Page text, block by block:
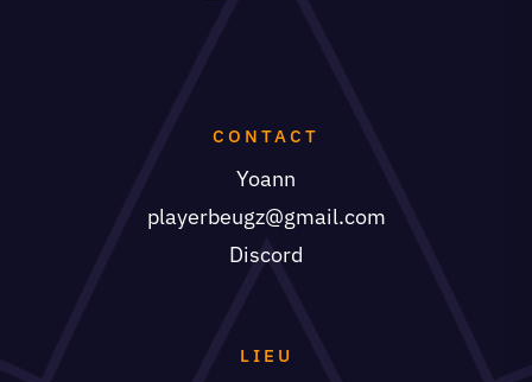
CONTACT
Yoann
playerbeugz@gmail.com
Discord
LIEU